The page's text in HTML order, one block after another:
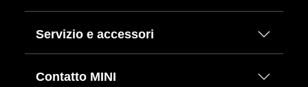
Servizio e accessori
Contatto MINI